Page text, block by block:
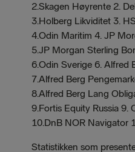
2.Skagen Høyrente 2.
3.Holberg Likviditet 3.
4.Odin Maritim 4. JP
5.JP Morgan Sterling
6.Odin Sverige 6. Alfred
7.Alfred Berg
8.Alfred Berg Lang
9.Fortis Equity Russia 9.
10.DnB NOR Navigator
Statistikken som